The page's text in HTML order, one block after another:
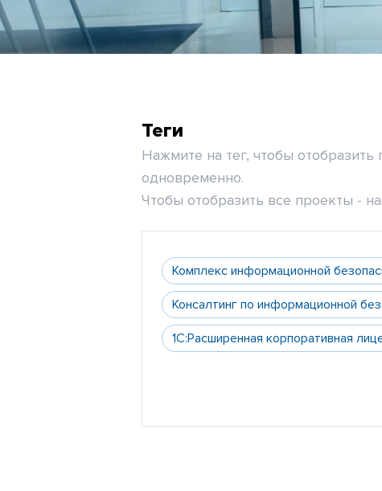
Теги
Нажмите на тег, чтобы
одновременно.
Чтобы отобразить все проекты -
Комплекс информационной
Консалтинг по информационной
1С:Расширенная корпоративная